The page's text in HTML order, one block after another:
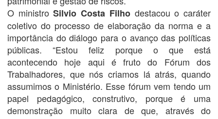
O ministroSilvio Costa Filhodestacou o caráter
coletivo do processo de elaboração da norma e a
importância do diálogo para o avanço das políticas
públicas. “Estou feliz porque o que está
acontecendo hoje aqui é fruto do Fórum dos
Trabalhadores, que nós criamos lá atrás, quando
assumimos o Ministério. Esse fórum vem tendo um
papel pedagógico, construtivo, porque é uma
demonstração muito clara de que, através do